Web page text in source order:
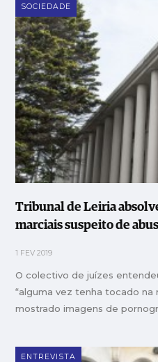
SOCIEDADE
Tribunal de Leiria
marciais suspeito de
1 FEV 2019
O colectivo de juízes
“alguma vez tenha tocado
mostrado imagens de
ENTREVISTA